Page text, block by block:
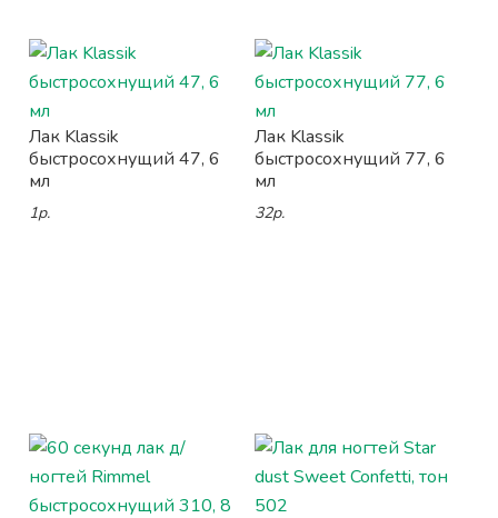
Лак Klassik
быстросохнущий 47, 6
мл
1р.
Лак Klassik
быстросохнущий 77, 6
мл
32р.